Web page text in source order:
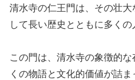
清水寺の仁王門は、その壮
して長い歴史とともに多くの
この門は、清水寺の象徴的
くの物語と文化的価値が詰ま